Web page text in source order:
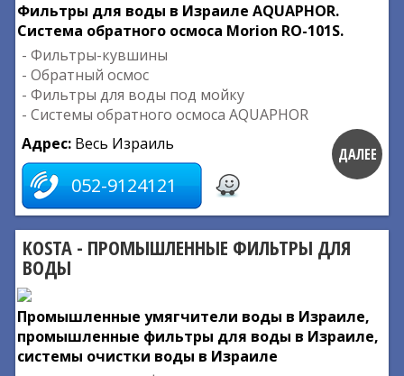
Фильтры для воды в Израиле AQUAPHOR.
Система обратного осмоса Morion RO-101S.
- Фильтры-кувшины
- Обратный осмос
- Фильтры для воды под мойку
- Системы обратного осмоса AQUAPHOR
Адрес: Весь Израиль
052-9124121
ДАЛЕЕ
KOSTA - ПРОМЫШЛЕННЫЕ ФИЛЬТРЫ ДЛЯ
ВОДЫ
Промышленные умягчители воды в Израиле,
промышленные фильтры для воды в Израиле,
системы очистки воды в Израиле